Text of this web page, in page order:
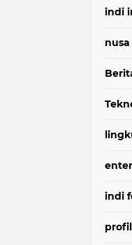
indi
indi
profil